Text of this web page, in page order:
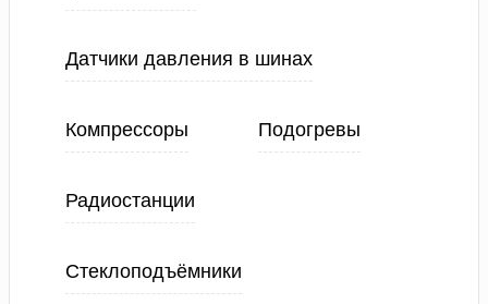
Датчики давления в шинах
Компрессоры Подогревы
Радиостанции
Стеклоподъёмники